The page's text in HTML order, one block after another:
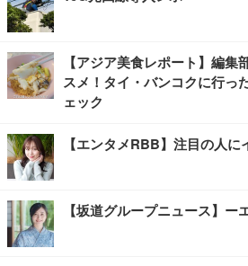
【アジア美食レポート】編
スメ！タイ・バンコクに行っ
ェック
【エンタメRBB】注目の人に
【坂道グループニュース】ー